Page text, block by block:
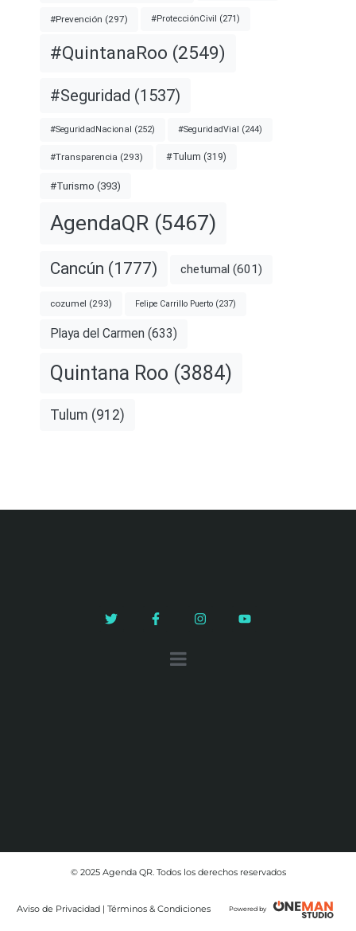
#Prevención (297) #ProtecciónCivil (271)
#QuintanaRoo (2549)
#Seguridad (1537)
#SeguridadNacional (252) #SeguridadVial (244)
#Transparencia (293) #Tulum (319)
#Turismo (393)
AgendaQR (5467)
Cancún (1777) chetumal (601)
cozumel (293) Felipe Carrillo Puerto (237)
Playa del Carmen (633)
Quintana Roo (3884)
Tulum (912)
© 2025 Agenda QR. Todos los derechos reservados
Aviso de Privacidad | Términos & Condiciones Powered by